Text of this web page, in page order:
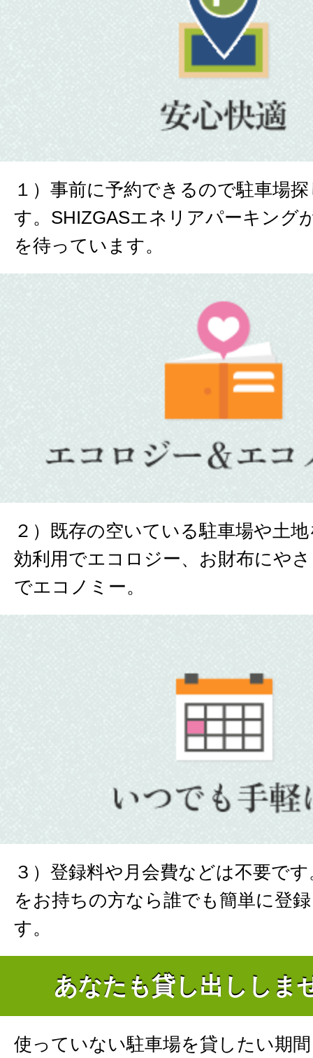
１）事前に予約できるので駐車場
す。SHIZGASエネリアパーキング
を待っています。
２）既存の空いている駐車場や土
効利用でエコロジー、お財布にや
でエコノミー。
３）登録料や月会費などは不要で
をお持ちの方なら誰でも簡単に登
す。
あなたも貸し出ししま
使っていない駐車場を貸したい期